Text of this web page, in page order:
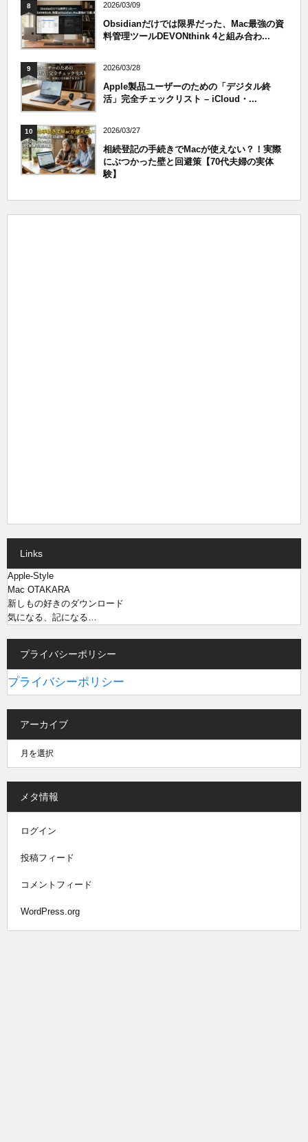
8 2026/03/09
Obsidianだけでは限界だった、Mac最強の資
料管理ツールDEVONthink 4と組み合わ...
9 2026/03/28
Apple製品ユーザーのための「デジタル終
活」完全チェックリスト – iCloud・...
10 2026/03/27
相続登記の手続きでMacが使えない？！実際
にぶつかった壁と回避策【70代夫婦の実体
験】
Links
Apple-Style
Mac OTAKARA
新しもの好きのダウンロード
気になる、記になる…
プライバシーポリシー
プライバシーポリシー
アーカイブ
メタ情報
ログイン
投稿フィード
コメントフィード
WordPress.org